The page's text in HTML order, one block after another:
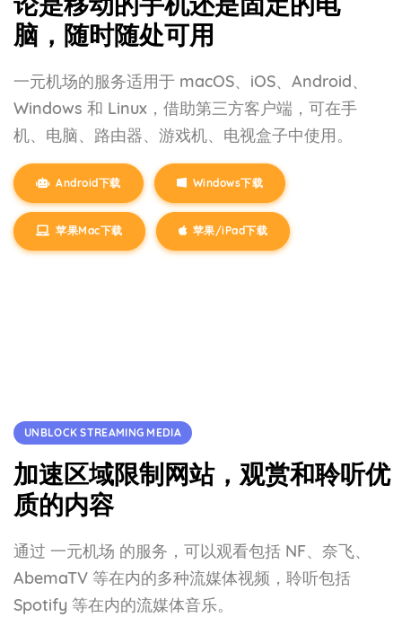
脑，随时随处可用
一元机场的服务适用于 macOS、iOS、Android、
Windows 和 Linux，借助第三方客户端，可在手
机、电脑、路由器、游戏机、电视盒子中使用。
Android下载 Windows下载
苹果Mac下载 苹果/iPad下载
UNBLOCK STREAMING MEDIA
加速区域限制网站，观赏和聆听优
质的内容
通过 一元机场 的服务，可以观看包括 NF、奈飞、
AbemaTV 等在内的多种流媒体视频，聆听包括
Spotify 等在内的流媒体音乐。